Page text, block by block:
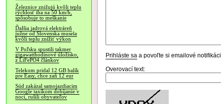
Železnice znižujú kvôli teplu
rýchlosť iba na 50 km/h,
spôsobuje to meškanie
Ďalšia jadrová elektráreň
južne od Slovenska musela
kvôli teplu znížiť výkon
V Poľsku spustili takmer
gigawatthodinové úložisko,
z LiFePO4 článkov
Telekom pridal 12 GB balík
pre Easy, chce zaň 12 eur
Súd zakázal samojazdiacim
Google taxíkom dobíjanie v
noci, rušili obyvateľov
Prihláste sa a povoľte si emailové
Overovací text: